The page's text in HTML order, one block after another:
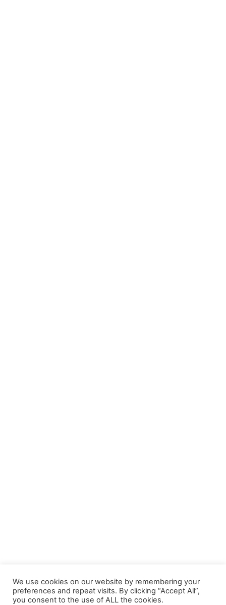
We use cookies on our website by remembering your
preferences and repeat visits. By clicking “Accept All”,
you consent to the use of ALL the cookies.